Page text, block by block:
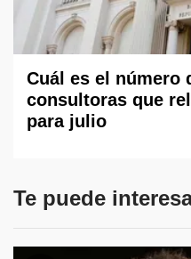
Cuál es el número
consultoras que
para julio
Te puede